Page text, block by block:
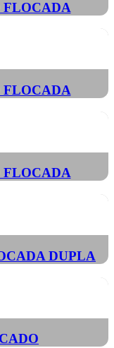
FLOCADA
FLOCADA
FLOCADA
DUPLA